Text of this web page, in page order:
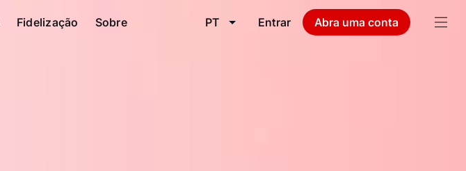
Fidelização Sobre PT Entrar Abra uma conta